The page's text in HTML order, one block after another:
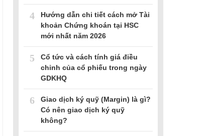
4
Hướng dẫn chi tiết cách mở Tài
khoản Chứng khoán tại HSC
mới nhất năm 2026
5
Cổ tức và cách tính giá điều
chỉnh của cổ phiếu trong ngày
GDKHQ
6
Giao dịch ký quỹ (Margin) là gì?
Có nên giao dịch ký quỹ
không?